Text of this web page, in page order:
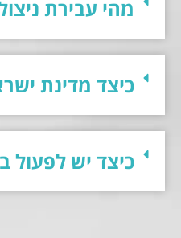
מהי עבירת
כיצד מדינת
כיצד יש